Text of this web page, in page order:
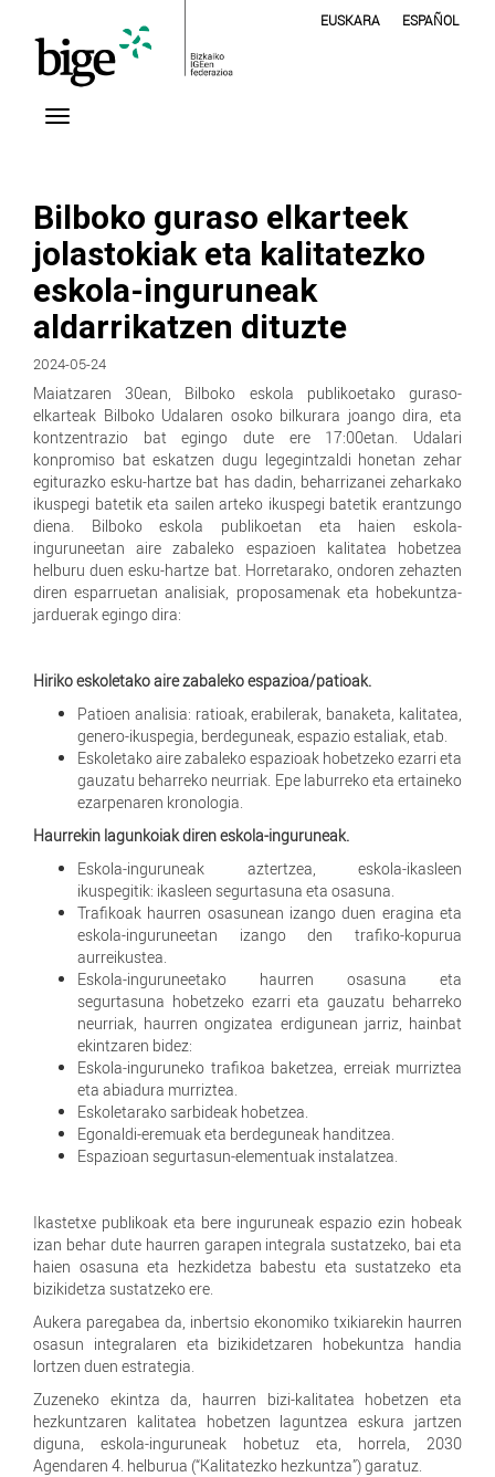
EUSKARA ESPAÑOL
Bilboko guraso elkarteek
jolastokiak eta kalitatezko
eskola-inguruneak
aldarrikatzen dituzte
2024-05-24
Maiatzaren 30ean, Bilboko eskola publikoetako guraso-
elkarteak Bilboko Udalaren osoko bilkurara joango dira, eta
kontzentrazio bat egingo dute ere 17:00etan. Udalari
konpromiso bat eskatzen dugu legegintzaldi honetan zehar
egiturazko esku-hartze bat has dadin, beharrizanei zeharkako
ikuspegi batetik eta sailen arteko ikuspegi batetik erantzungo
diena. Bilboko eskola publikoetan eta haien eskola-
inguruneetan aire zabaleko espazioen kalitatea hobetzea
helburu duen esku-hartze bat. Horretarako, ondoren zehazten
diren esparruetan analisiak, proposamenak eta hobekuntza-
jarduerak egingo dira:
Hiriko eskoletako aire zabaleko espazioa/patioak.
Patioen analisia: ratioak, erabilerak, banaketa, kalitatea,
genero-ikuspegia, berdeguneak, espazio estaliak, etab.
Eskoletako aire zabaleko espazioak hobetzeko ezarri eta
gauzatu beharreko neurriak. Epe laburreko eta ertaineko
ezarpenaren kronologia.
Haurrekin lagunkoiak diren eskola-inguruneak.
Eskola-inguruneak aztertzea, eskola-ikasleen
ikuspegitik: ikasleen segurtasuna eta osasuna.
Trafikoak haurren osasunean izango duen eragina eta
eskola-inguruneetan izango den trafiko-kopurua
aurreikustea.
Eskola-inguruneetako haurren osasuna eta
segurtasuna hobetzeko ezarri eta gauzatu beharreko
neurriak, haurren ongizatea erdigunean jarriz, hainbat
ekintzaren bidez:
Eskola-inguruneko trafikoa baketzea, erreiak murriztea
eta abiadura murriztea.
Eskoletarako sarbideak hobetzea.
Egonaldi-eremuak eta berdeguneak handitzea.
Espazioan segurtasun-elementuak instalatzea.
Ikastetxe publikoak eta bere inguruneak espazio ezin hobeak
izan behar dute haurren garapen integrala sustatzeko, bai eta
haien osasuna eta hezkidetza babestu eta sustatzeko eta
bizikidetza sustatzeko ere.
Aukera paregabea da, inbertsio ekonomiko txikiarekin haurren
osasun integralaren eta bizikidetzaren hobekuntza handia
lortzen duen estrategia.
Zuzeneko ekintza da, haurren bizi-kalitatea hobetzen eta
hezkuntzaren kalitatea hobetzen laguntzea eskura jartzen
diguna, eskola-inguruneak hobetuz eta, horrela, 2030
Agendaren 4. helburua (“Kalitatezko hezkuntza”) garatuz.